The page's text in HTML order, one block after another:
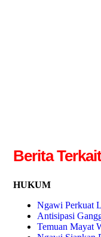
Berita Terkait
HUKUM
Ngawi Perkuat
Antisipasi
Temuan Mayat